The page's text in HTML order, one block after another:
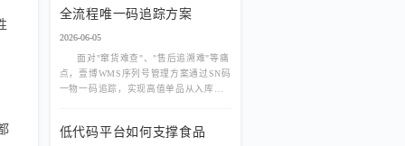
全流程唯一码追踪方案
2026-06-05
面对"窜货难查"、"售后追溯难"等痛
点，壹博WMS序列号管理方案通过SN码
一物一码追踪，实现高值单品从入库、
低代码平台如何支撑食品